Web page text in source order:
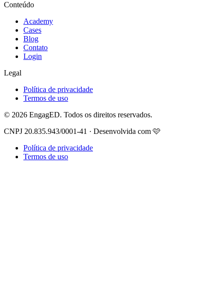
Conteúdo
Academy
Cases
Blog
Contato
Login
Legal
Política de privacidade
Termos de uso
© 2026 EngagED. Todos os direitos reservados.
CNPJ 20.835.943/0001-41 · Desenvolvida com 🩷
Política de privacidade
Termos de uso